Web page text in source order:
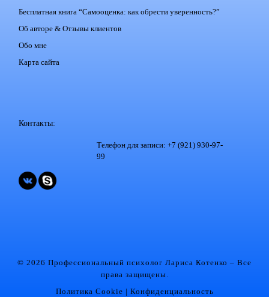
Бесплатная книга “Самооценка: как обрести уверенность?”
Об авторе & Отзывы клиентов
Обо мне
Карта сайта
Контакты:
Телефон для записи: +7 (921) 930-97-
99
© 2026 Профессиональный психолог Лариса Котенко – Все
права защищены.
Политика Cookie | Конфиденциальность